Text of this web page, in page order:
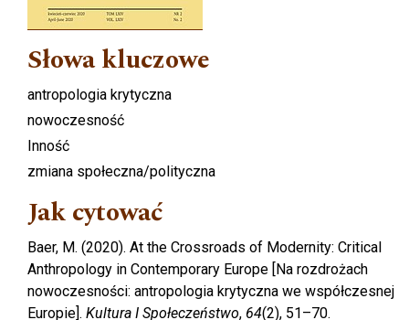
Słowa kluczowe
antropologia krytyczna
nowoczesność
Inność
zmiana społeczna/polityczna
Jak cytować
Baer, M. (2020). At the Crossroads of Modernity: Critical
Anthropology in Contemporary Europe [Na rozdrożach
nowoczesności: antropologia krytyczna we współczesnej
Europie]. Kultura I Społeczeństwo, 64(2), 51–70.